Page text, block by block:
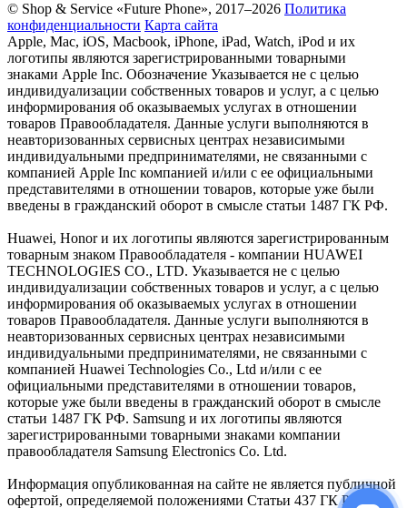
© Shop & Service «Future Phone», 2017–2026 Политика
конфиденциальности Карта сайта
Apple, Mac, iOS, Macbook, iPhone, iPad, Watch, iPod и их
логотипы являются зарегистрированными товарными
знаками Apple Inc. Обозначение Указывается не с целью
индивидуализации собственных товаров и услуг, а с целью
информирования об оказываемых услугах в отношении
товаров Правообладателя. Данные услуги выполняются в
неавторизованных сервисных центрах независимыми
индивидуальными предпринимателями, не связанными с
компанией Apple Inc компанией и/или с ее официальными
представителями в отношении товаров, которые уже были
введены в гражданский оборот в смысле статьи 1487 ГК РФ.
Huawei, Honor и их логотипы являются зарегистрированным
товарным знаком Правообладателя - компании HUAWEI
TECHNOLOGIES CO., LTD. Указывается не с целью
индивидуализации собственных товаров и услуг, а с целью
информирования об оказываемых услугах в отношении
товаров Правообладателя. Данные услуги выполняются в
неавторизованных сервисных центрах независимыми
индивидуальными предпринимателями, не связанными с
компанией Huawei Technologies Co., Ltd и/или с ее
официальными представителями в отношении товаров,
которые уже были введены в гражданский оборот в смысле
статьи 1487 ГК РФ. Samsung и их логотипы являются
зарегистрированными товарными знаками компании
правообладателя Samsung Electronics Co. Ltd.
Информация опубликованная на сайте не является публичной
офертой, определяемой положениями Статьи 437 ГК РФ.